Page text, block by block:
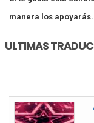
manera los apoyarás.
ULTIMAS